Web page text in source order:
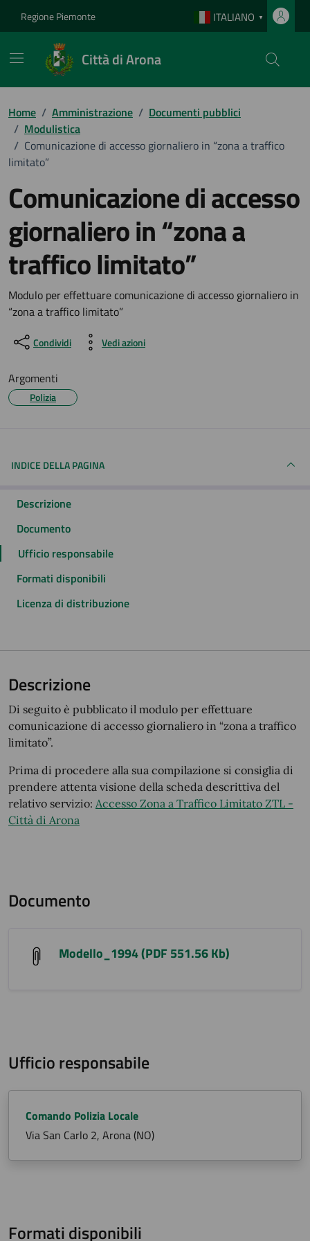
Regione Piemonte ITALIANO ▼
Città di Arona
Home / Amministrazione / Documenti pubblici
/ Modulistica
/ Comunicazione di accesso giornaliero in “zona a traffico
limitato”
Comunicazione di accesso
giornaliero in “zona a
traffico limitato”
Dettagli del documento
Modulo per effettuare comunicazione di accesso giornaliero in
“zona a traffico limitato”
Condividi Vedi azioni
Argomenti
Polizia
INDICE DELLA PAGINA
Descrizione
Documento
Ufficio responsabile
Formati disponibili
Licenza di distribuzione
Descrizione
Di seguito è pubblicato il modulo per effettuare
comunicazione di accesso giornaliero in “zona a traffico
limitato”.
Prima di procedere alla sua compilazione si consiglia di
prendere attenta visione della scheda descrittiva del
relativo servizio: Accesso Zona a Traffico Limitato ZTL -
Città di Arona
Documento
Modello_1994 (PDF 551.56 Kb)
Ufficio responsabile
Comando Polizia Locale
Via San Carlo 2, Arona (NO)
Formati disponibili